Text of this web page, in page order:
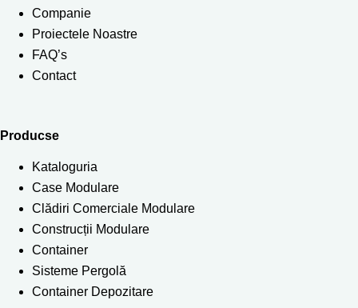
Companie
Proiectele Noastre
FAQ’s
Contact
Producse
Kataloguria
Case Modulare
Clădiri Comerciale Modulare
Construcții Modulare
Container
Sisteme Pergolă
Container Depozitare